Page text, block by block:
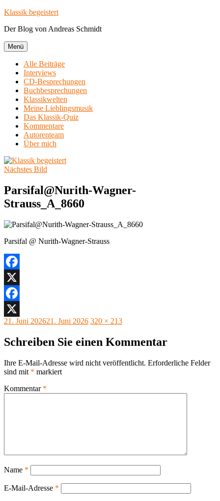
Zum
springen
Klassik begeistert
Der Blog von Andreas Schmidt
Menü
Alle Beiträge
Interviews
CD-Besprechungen
Buchbesprechungen
Klassikwelten
Meine Lieblingsmusik
Das Klassik-Quiz
Kommentare
Autorenteam
Über mich
Nächstes Bild
Parsifal@Nurith-Wagner-
Strauss_A_8660
Parsifal @ Nurith-Wagner-Strauss
Facebook
X
Facebook
X
Veröffentlicht
21. Juni 202621. Juni 2026 Originalgröße
320 × 213
Schreiben Sie einen Kommentar
Ihre E-Mail-Adresse wird nicht veröffentlicht. Erforderliche Felder
sind mit * markiert
Kommentar *
Name *
E-Mail-Adresse *